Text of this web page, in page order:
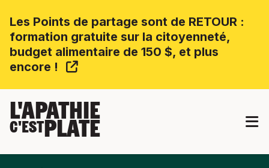
Les Points de partage sont de RETOUR :
formation gratuite sur la citoyenneté,
budget alimentaire de 150 $, et plus
encore !
L'APATHIE
C'ESTPLATE